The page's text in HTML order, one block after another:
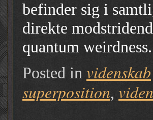
befinder sig i
direkte
quantum
Posted in videnskab
superposition,